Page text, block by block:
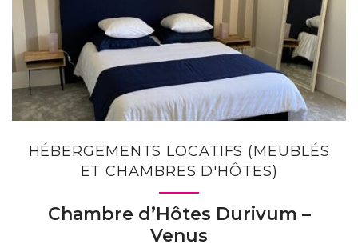
HÉBERGEMENTS LOCATIFS (MEUBLÉS
ET CHAMBRES D'HÔTES)
Chambre d’Hôtes Durivum –
Venus